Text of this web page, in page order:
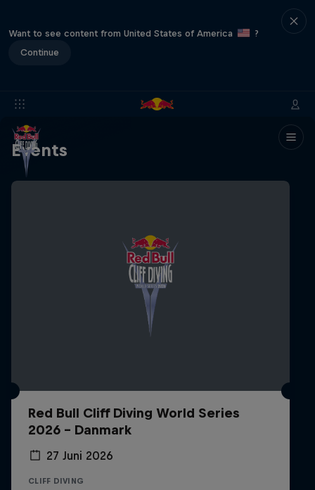
Want to see content from United States of America
?
Continue
Events
Red Bull Cliff Diving World Series
2026 - Danmark
27 Juni 2026
CLIFF DIVING